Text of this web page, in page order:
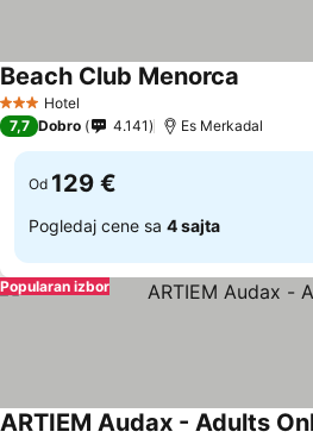
3 Zvezdice
Hotel
Beach Club Menorca
7,7 Dobro 4.141 Es Merkadal
Od 129 €
Pogledaj cene sa 4 sajta
Popularan izbor
ARTIEM Audax - Adults